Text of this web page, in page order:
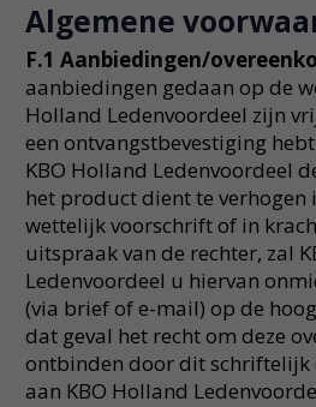
Algemene
F.1 Aanbiedingen/
aanbiedingen gedaan op de
Holland Ledenvoordeel zijn
een ontvangstbevestiging
KBO Holland Ledenvoordeel
het product dient te verhogen
wettelijk voorschrift of in
uitspraak van de rechter, zal
Ledenvoordeel u hiervan
(via brief of e-mail) op de
dat geval het recht om deze
ontbinden door dit schriftelijk
aan KBO Holland